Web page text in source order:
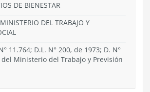
DE BIENESTAR
DEL TRABAJO Y
11.764; D.L. N° 200, de 1973; D. N°
del Ministerio del Trabajo y Previsión